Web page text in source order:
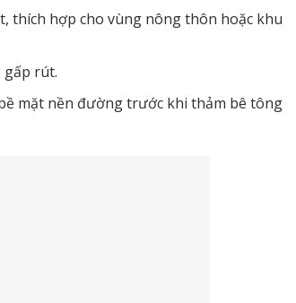
thích hợp cho vùng nông thôn hoặc khu
gấp rút.
mặt nền đường trước khi thảm bê tông